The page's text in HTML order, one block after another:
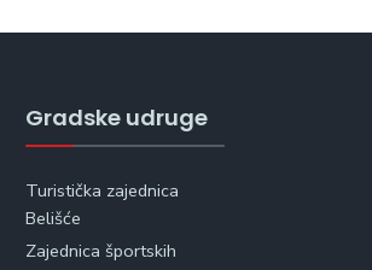
Gradske udruge
Turistička zajednica
Belišće
Zajednica športskih